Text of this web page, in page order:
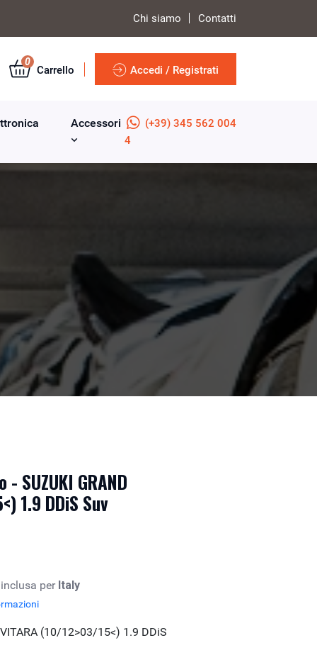
Chi siamo Contatti
0
Carrello Accedi / Registrati
Accessori
(+39) 345 562 004
4
SUZUKI GRAND
1.9 DDiS Suv
per Italy
(10/12>03/15<) 1.9 DDiS